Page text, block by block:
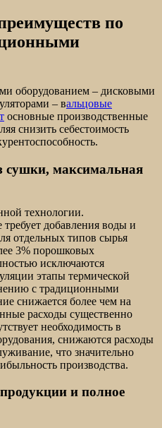
по
оборудованием – дисковыми
– вальцовые
основные производственные
снизить себестоимость
сушки, максимальная
технологии.
добавления воды и
отдельных типов сырья
3% порошковых
исключаются
этапы термической
с традиционными
снижается более чем на
расходы существенно
необходимость в
снижаются расходы
что значительно
производства.
и полное